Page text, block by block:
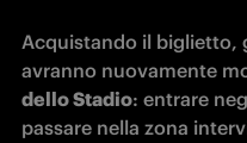
Acquistando il biglietto,
avranno nuovamente
dello Stadio: entrare
passare nella zona